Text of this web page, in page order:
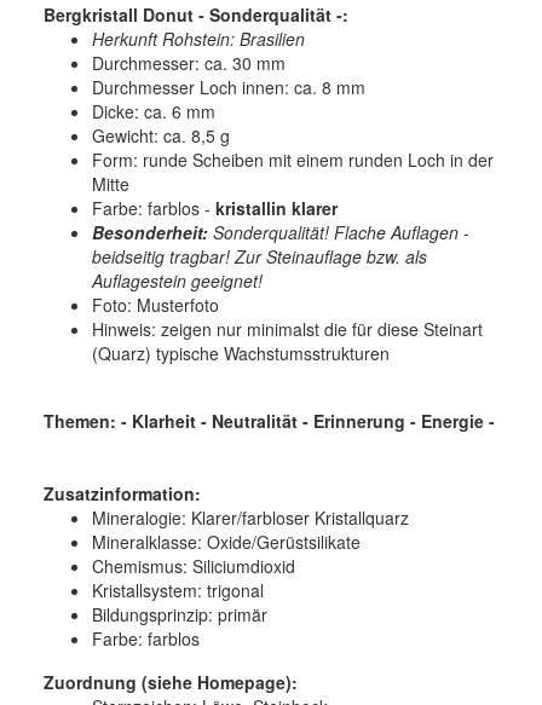
Bergkristall Donut - Sonderqualität -:
Herkunft Rohstein: Brasilien
Durchmesser: ca. 30 mm
Durchmesser Loch innen: ca. 8 mm
Dicke: ca. 6 mm
Gewicht: ca. 8,5 g
Form: runde Scheiben mit einem runden Loch in der
Mitte
Farbe: farblos - kristallin klarer
Besonderheit: Sonderqualität! Flache Auflagen -
beidseitig tragbar! Zur Steinauflage bzw. als
Auflagestein geeignet!
Foto: Musterfoto
Hinweis: zeigen nur minimalst die für diese Steinart
(Quarz) typische Wachstumsstrukturen
Themen: - Klarheit - Neutralität - Erinnerung - Energie -
Zusatzinformation:
Mineralogie: Klarer/farbloser Kristallquarz
Mineralklasse: Oxide/Gerüstsilikate
Chemismus: Siliciumdioxid
Kristallsystem: trigonal
Bildungsprinzip: primär
Farbe: farblos
Zuordnung (siehe Homepage):